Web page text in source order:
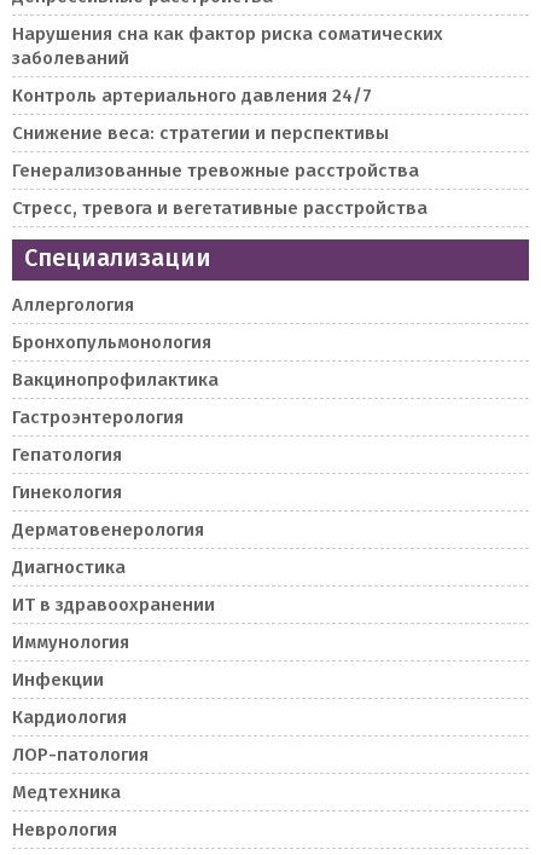
Нарушения сна как фактор риска соматических
заболеваний
Контроль артериального давления 24/7
Снижение веса: стратегии и перспективы
Генерализованные тревожные расстройства
Стресс, тревога и вегетативные расстройства
Специализации
Аллергология
Бронхопульмонология
Вакцинопрофилактика
Гастроэнтерология
Гепатология
Гинекология
Дерматовенерология
Диагностика
ИТ в здравоохранении
Иммунология
Инфекции
Кардиология
ЛОР-патология
Медтехника
Неврология